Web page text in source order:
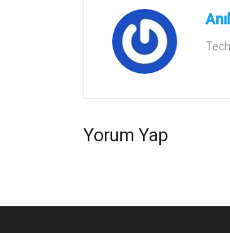
Yorum Yap